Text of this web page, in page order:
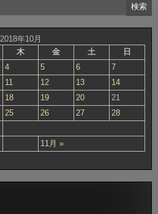
2018年10月
木 金 土 日
11月 »
4 5 6
7
11 12 13
14
18 19 20
21
25 26 27
28